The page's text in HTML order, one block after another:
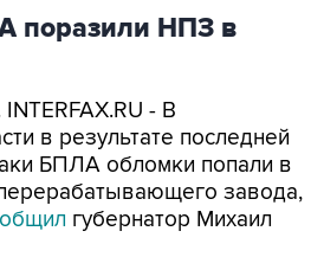
поразили НПЗ в
- В
в результате последней
БПЛА обломки попали в
завода,
губернатор Михаил